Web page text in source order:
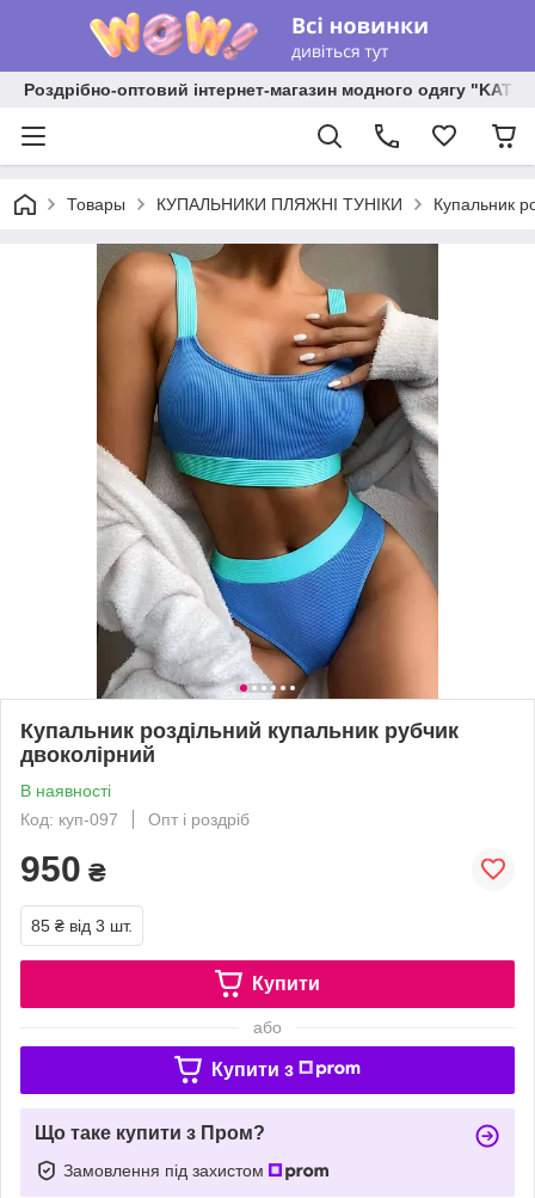
Роздрібно-оптовий інтернет-магазин модного одягу
Товары КУПАЛЬНИКИ ПЛЯЖНІ ТУНІКИ Купальник
Купальник роздільний купальник рубчик
двоколірний
В наявності
Код: куп-097
Опт і роздріб
950 ₴
85 ₴ від 3 шт.
Купити
або
Купити з
Що таке купити з Пром?
Замовлення під захистом